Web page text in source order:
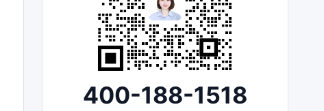
400-188-1518